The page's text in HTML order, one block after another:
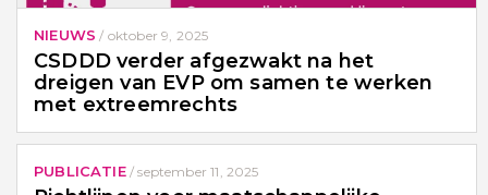
NIEUWS / oktober 9, 2025
CSDDD verder afgezwakt na het
dreigen van EVP om samen te werken
met extreemrechts
PUBLICATIE/september 11, 2025